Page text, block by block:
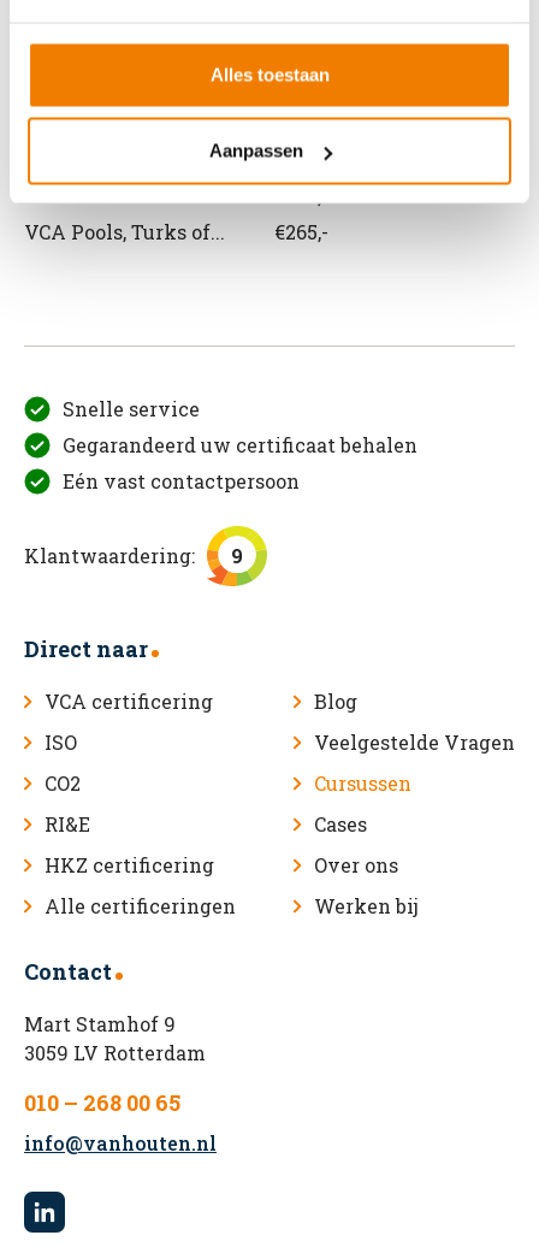
Alles toestaan
Aanpassen
VCA andere taal
Prijs
VCA Pools, Turks of...
€265,-
Snelle service
Gegarandeerd uw certificaat behalen
Eén vast contactpersoon
Klantwaardering: 9
Direct naar
VCA certificering
ISO
CO2
RI&E
HKZ certificering
Alle certificeringen
Blog
Veelgestelde Vragen
Cursussen
Cases
Over ons
Werken bij
Contact
Mart Stamhof 9
3059 LV Rotterdam
010 – 268 00 65
info@vanhouten.nl